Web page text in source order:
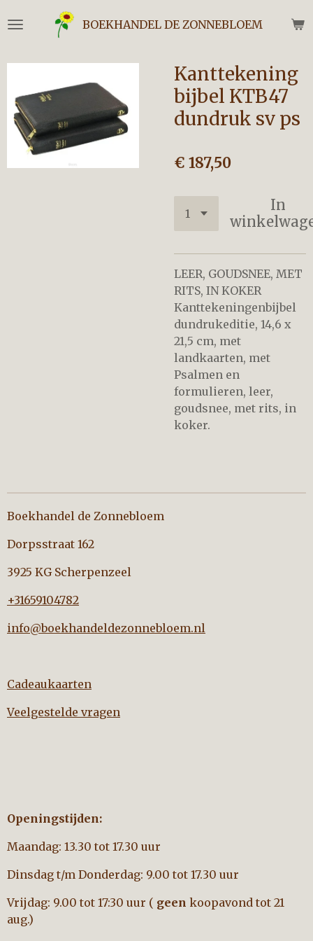
direct
de
BOEKHANDEL DE ZONNEBLOEM
Kanttekening
bijbel KTB47
dundruk sv ps
€ 187,50
In
LEER, GOUDSNEE, MET
RITS, IN KOKER
Kanttekeningenbijbel
dundrukeditie, 14,6 x
21,5 cm, met
landkaarten, met
Psalmen en
formulieren, leer,
goudsnee, met rits, in
koker.
Boekhandel de Zonnebloem
Dorpsstraat 162
3925 KG Scherpenzeel
+31659104782
info@boekhandeldezonnebloem.nl
Cadeaukaarten
Veelgestelde vragen
Openingstijden:
Maandag: 13.30 tot 17.30 uur
Dinsdag t/m Donderdag: 9.00 tot 17.30 uur
Vrijdag: 9.00 tot 17:30 uur ( geen koopavond tot 21
aug.)